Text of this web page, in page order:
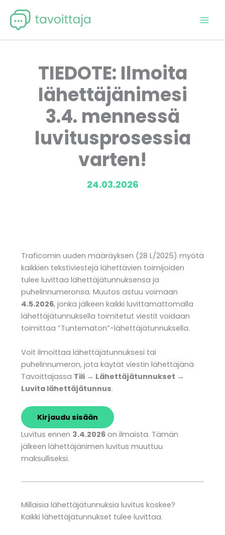
sisältöön
TIEDOTE: Ilmoita
lähettäjänimesi
3.4. mennessä
luvitusprosessia
varten!
24.03.2026
Traficomin uuden määräyksen (28 L/2025) myötä
kaikkien tekstiviestejä lähettävien toimijoiden
tulee luvittaa lähettäjätunnuksensa ja
puhelinnumeronsa. Muutos astuu voimaan
4.5.2026, jonka jälkeen kaikki luvittamattomalla
lähettäjätunnuksella toimitetut viestit voidaan
toimittaa ”Tuntematon”-lähettäjätunnuksella.
Voit ilmoittaa lähettäjätunnuksesi tai
puhelinnumeron, jota käytät viestin lähettäjänä
Tavoittajassa Tili → Lähettäjätunnukset →
Luvita lähettäjätunnus.
Kirjaudu sisään
Luvitus ennen 3.4.2026on ilmaista. Tämän
jälkeen lähettäjänimen luvitus muuttuu
maksulliseksi.
Millaisia lähettäjätunnuksia luvitus koskee?
Kaikki lähettäjätunnukset tulee luvittaa.